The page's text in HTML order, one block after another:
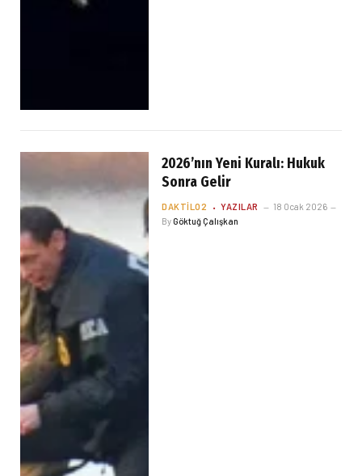
2026’nın Yeni Kuralı: Hukuk
Sonra Gelir
DAKTILO2 YAZILAR
18 Ocak 2026
ByGöktuğ Çalışkan